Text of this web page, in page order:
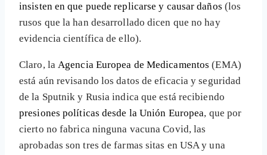
insisten en que puede replicarse y causar daños (los
rusos que la han desarrollado dicen que no hay
evidencia científica de ello).
Claro, laAgencia Europea de Medicamentos(EMA)
está aún revisando los datos de eficacia y seguridad
de la Sputnik y Rusia indica que está recibiendo
presiones políticas desde la Unión Europea, que por
cierto no fabrica ninguna vacuna Covid, las
aprobadas son tres de farmas sitas en USA y una